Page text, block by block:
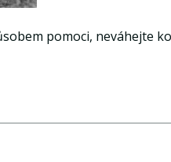
pomoci, neváhejte